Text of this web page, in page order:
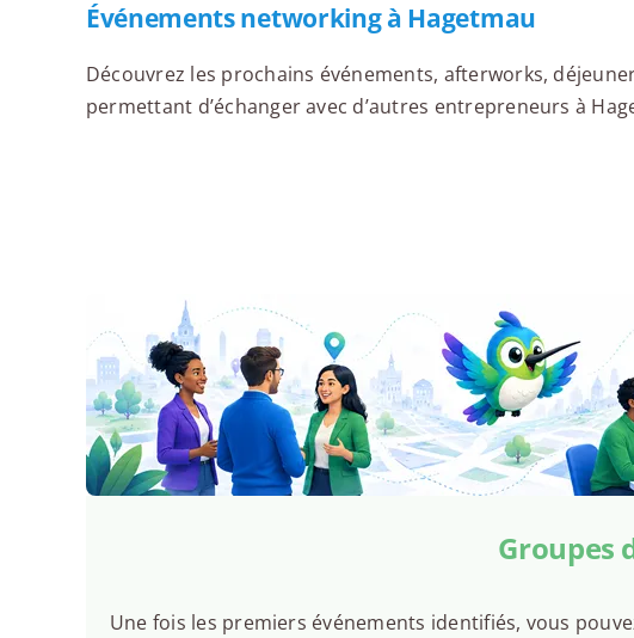
Événements networking à Hagetmau
Découvrez les prochains événements, afterworks,
permettant d’échanger avec d’autres entrepreneurs à
Groupes
Une fois les premiers événements identifiés, vous